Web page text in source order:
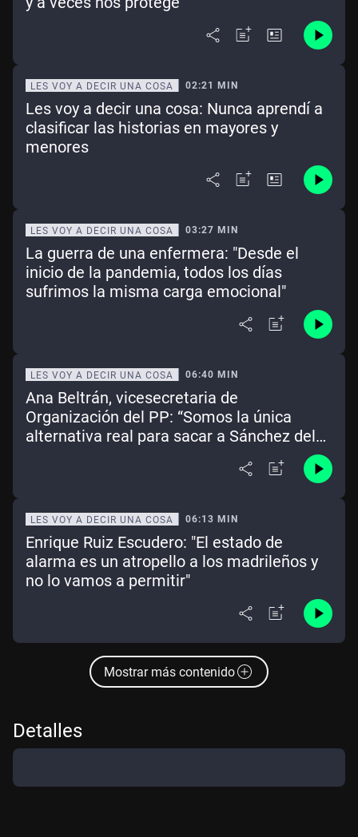
LES VOY A DECIR UNA COSA 02:21 MIN
Les voy a decir una cosa: Nunca aprendí a
clasificar las historias en mayores y
menores
LES VOY A DECIR UNA COSA 03:27 MIN
La guerra de una enfermera: "Desde el
inicio de la pandemia, todos los días
sufrimos la misma carga emocional"
LES VOY A DECIR UNA COSA 06:40 MIN
Ana Beltrán, vicesecretaria de
Organización del PP: “Somos la única
alternativa real para sacar a Sánchez del
LES VOY A DECIR UNA COSA 06:13 MIN
Enrique Ruiz Escudero: "El estado de
alarma es un atropello a los madrileños y
no lo vamos a permitir"
Mostrar más contenido
Detalles